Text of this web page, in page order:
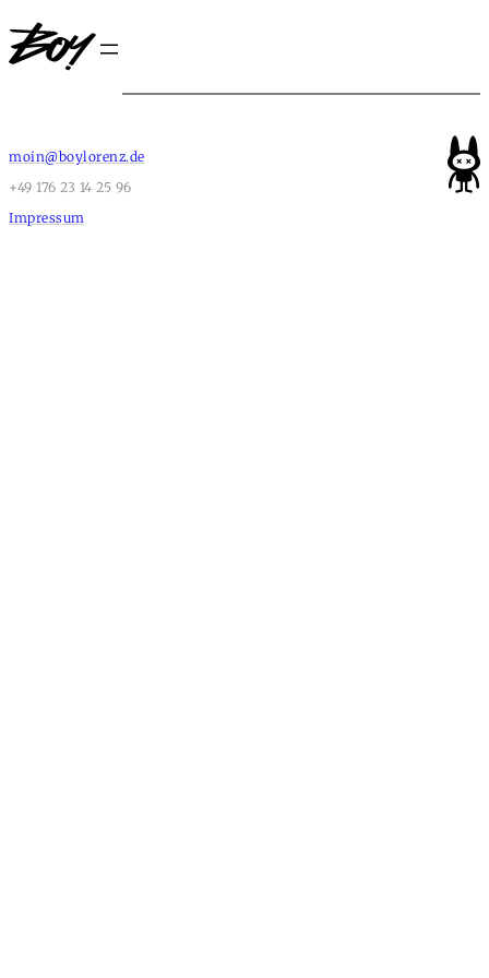
moin@boylorenz.de
+49 176 23 14 25 96
Impressum